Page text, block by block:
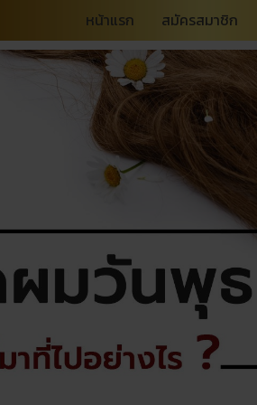
หน้าแรก สมัครสมาชิก